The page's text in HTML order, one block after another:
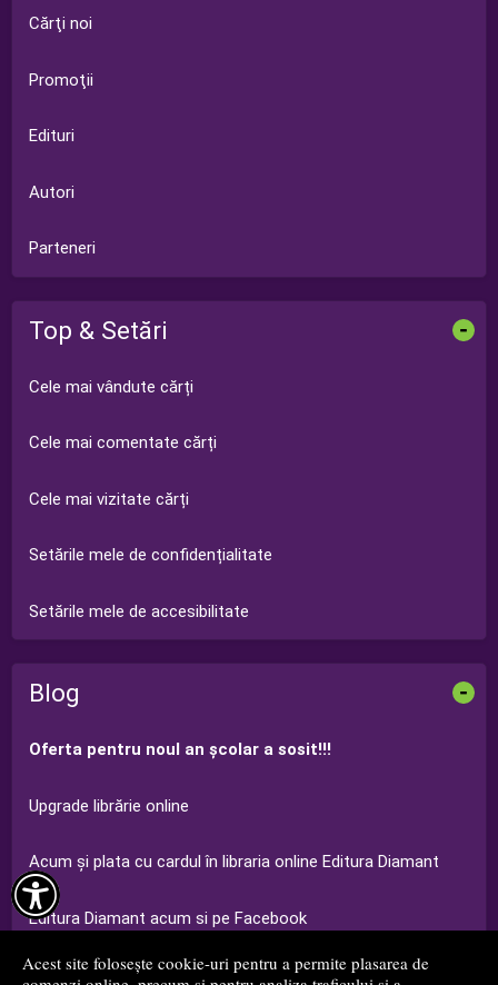

Acest site folosește cookie-uri pentru a permite plasarea de
Cărţi noi
Promoţii
Edituri
Autori
Parteneri
Top & Setări -
Cele mai vândute cărți
Cele mai comentate cărți
Cele mai vizitate cărți
Setările mele de confidențialitate
Setările mele de accesibilitate
Blog -
Oferta pentru noul an şcolar a sosit!!!
Upgrade librărie online
Acum şi plata cu cardul în libraria online Editura Diamant
Editura Diamant acum si pe Facebook
Ofertă Grădiniţă Editura Diamant 2014-2015